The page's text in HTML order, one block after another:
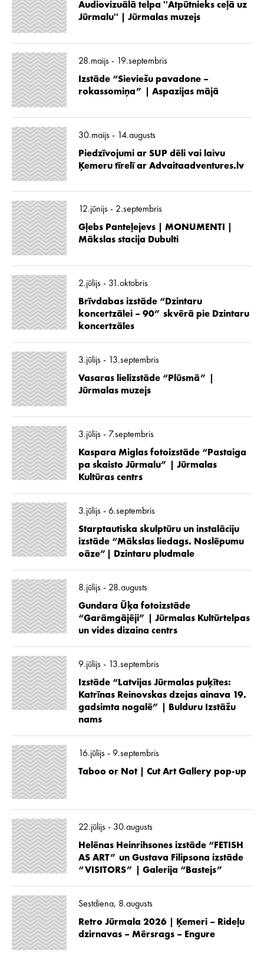
Audiovizuālā telpa ''Atpūtnieks ceļā uz
Jūrmalu'' | Jūrmalas muzejs
28.maijs - 19.septembris
Izstāde “Sieviešu pavadone –
rokassomiņa” | Aspazijas mājā
30.maijs - 14.augusts
Piedzīvojumi ar SUP dēli vai laivu
Ķemeru tīrelī ar Advaitaadventures.lv
12.jūnijs - 2.septembris
Gļebs Panteļejevs | MONUMENTI |
Mākslas stacija Dubulti
2.jūlijs - 31.oktobris
Brīvdabas izstāde “Dzintaru
koncertzālei – 90” skvērā pie Dzintaru
koncertzāles
3.jūlijs - 13.septembris
Vasaras lielizstāde “Plūsmā” |
Jūrmalas muzejs
3.jūlijs - 7.septembris
Kaspara Miglas fotoizstāde “Pastaiga
pa skaisto Jūrmalu” | Jūrmalas
Kultūras centrs
3.jūlijs - 6.septembris
Starptautiska skulptūru un instalāciju
izstāde “Mākslas liedags. Noslēpumu
oāze”| Dzintaru pludmale
8.jūlijs - 28.augusts
Gundara Ūķa fotoizstāde
“Garāmgājēji” | Jūrmalas Kultūrtelpas
un vides dizaina centrs
9.jūlijs - 13.septembris
Izstāde “Latvijas Jūrmalas puķītes:
Katrīnas Reinovskas dzejas ainava 19.
gadsimta nogalē” | Bulduru Izstāžu
nams
16.jūlijs - 9.septembris
Taboo or Not | Cut Art Gallery pop-up
22.jūlijs - 30.augusts
Helēnas Heinrihsones izstāde “FETISH
AS ART” un Gustava Filipsona izstāde
“VISITORS” | Galerija “Bastejs”
Sestdiena, 8.augusts
Retro Jūrmala 2026 | Ķemeri – Rideļu
dzirnavas – Mērsrags – Engure